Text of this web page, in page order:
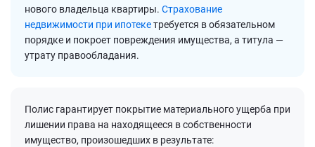
нового владельца квартиры. Страхование
недвижимости при ипотекетребуется в обязательном
порядке и покроет повреждения имущества, а титула —
утрату правообладания.
Полис гарантирует покрытие материального ущерба при
лишении права на находящееся в собственности
имущество, произошедших в результате: